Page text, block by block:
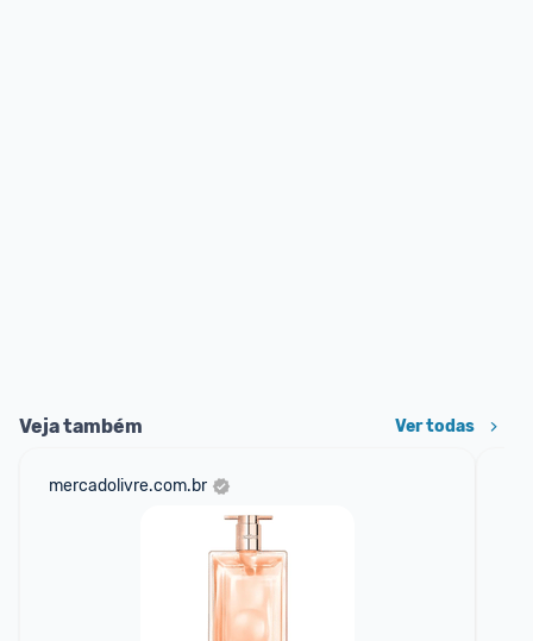
Veja também Ver todas
mercadolivre.com.br